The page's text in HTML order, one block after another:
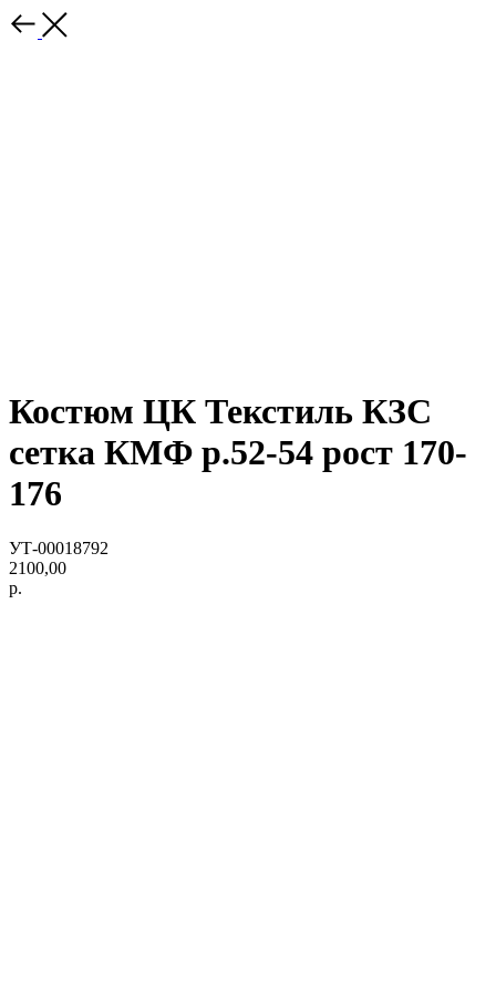
Костюм ЦК Текстиль КЗС
сетка КМФ р.52-54 рост 170-
176
УТ-00018792
2100,00
р.